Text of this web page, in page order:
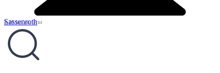
Sassenroth
4,10 km entfernt